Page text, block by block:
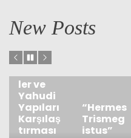
New Posts
Türkiye’
deki
Cemaat
ler ve
Yahudi
Yapıları
Karşılaş
tırması
“Hermes
Trismeg
istus”